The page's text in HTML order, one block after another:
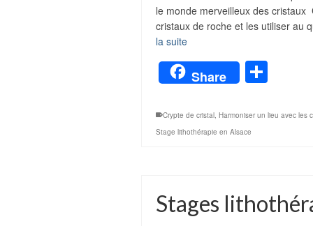
le monde merveilleux des
cristaux de roche et les utiliser au
la suite
Share
Crypte de cristal, Harmoniser un lieu avec les
Stage lithothérapie en Alsace
Stages